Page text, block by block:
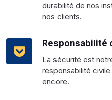
durabilité de nos
nos clients.
Responsabilité
La sécurité est
responsabilité
encore.